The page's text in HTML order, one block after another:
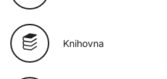
Knihovna